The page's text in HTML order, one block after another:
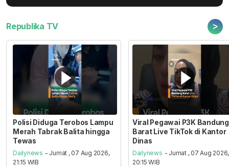
Republika TV >
Polisi Diduga Terobos Lampu
Merah Tabrak Balita hingga
Tewas
Dailynews - Jumat , 07 Aug 2026,
21:15 WIB
Viral Pegawai P3K Bandung
Barat Live TikTok di Kantor
Dinas
Dailynews - Jumat , 07 Aug 2026,
20:15 WIB